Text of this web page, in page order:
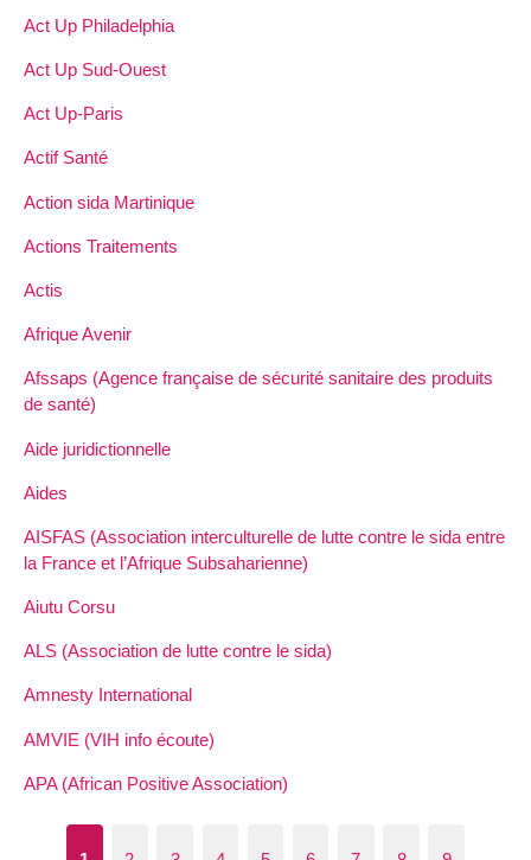
Act Up Philadelphia
Act Up Sud-Ouest
Act Up-Paris
Actif Santé
Action sida Martinique
Actions Traitements
Actis
Afrique Avenir
Afssaps (Agence française de sécurité sanitaire des produits
de santé)
Aide juridictionnelle
Aides
AISFAS (Association interculturelle de lutte contre le sida entre
la France et l’Afrique Subsaharienne)
Aiutu Corsu
ALS (Association de lutte contre le sida)
Amnesty International
AMVIE (VIH info écoute)
APA (African Positive Association)